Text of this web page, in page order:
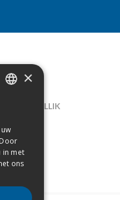
B-1731 ZELLIK
×
in met
ons